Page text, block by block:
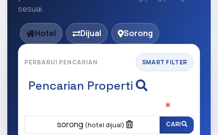
sesuai.
Hotel Dijual Sorong
PERBARUI PENCARIAN SMART FILTER
Pencarian Properti
sorong (hotel dijual) CARI